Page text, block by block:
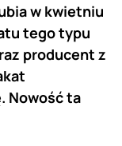
w kwietniu
tego typu
producent z
Nowość ta